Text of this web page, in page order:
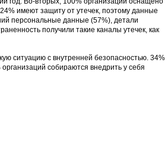
имеют защиту от утечек, поэтому данные
персональные данные (57%), детали
получили такие каналы утечек, как
ситуацию с внутренней безопасностью. 34%
собираются внедрить у себя